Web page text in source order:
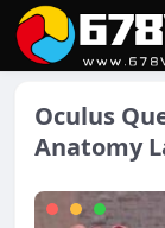
Oculus
Anatomy